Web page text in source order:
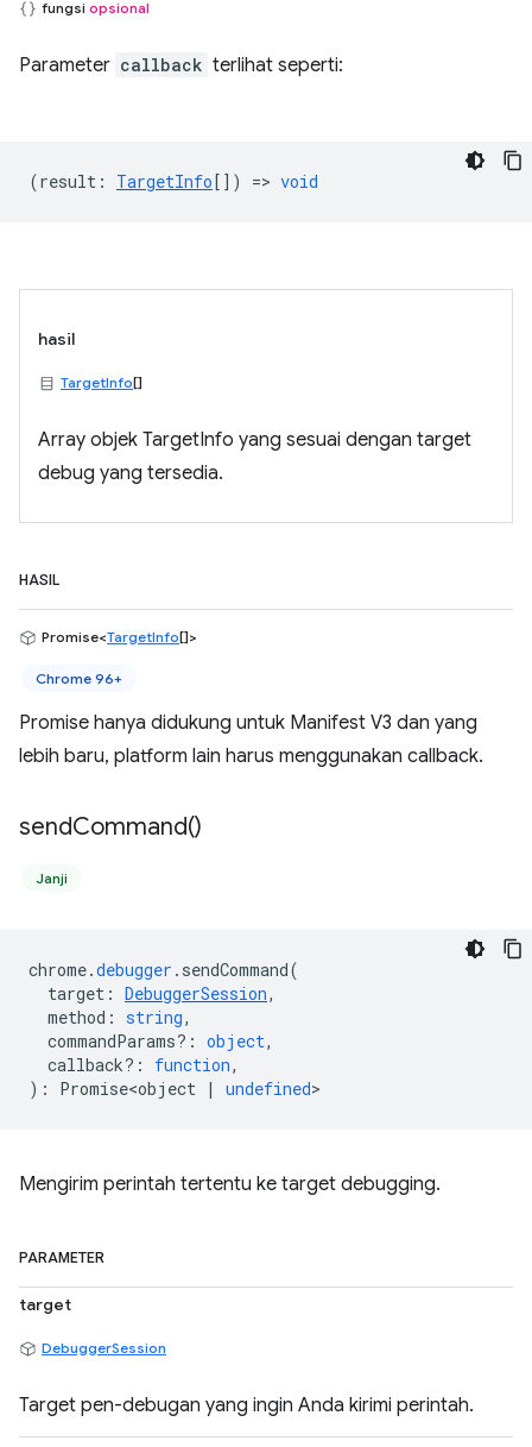
fungsi opsional
Parameter callback terlihat seperti:
(result : TargetInfo[]) => void
hasil
TargetInfo[]
Array objek TargetInfo yang sesuai dengan target
debug yang tersedia.
HASIL
Promise<TargetInfo[]>
Chrome 96+
Promise hanya didukung untuk Manifest V3 dan yang
lebih baru, platform lain harus menggunakan callback.
sendCommand()
Janji
chrome.debugger . sendCommand(
target : DebuggerSession,
method : string,
commandParams? : object,
callback? : function,
) : Promise<object | undefined>
Mengirim perintah tertentu ke target debugging.
PARAMETER
target
DebuggerSession
Target pen-debugan yang ingin Anda kirimi perintah.